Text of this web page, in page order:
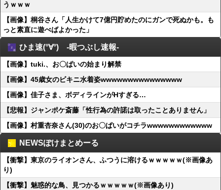
うｗｗｗ
【画像】桐谷さん「人生かけて7億円貯めたのにガンで死ぬかも。も
っと素直に遊べばよかった」
ひま速(°∀°) -暇つぶし速報-
【画像】tuki.、お〇ぱいの始まり解禁
【画像】45歳女のビキニ水着姿wwwwwwwwwwwwwww
【画像】佳子さま、ボディラインがHすぎる…
【悲報】ジャンポケ斎藤「性行為の許諾は取ったことありません」
【画像】村重杏奈さん(30)のお〇ぱいがコチラwwwwwwwwwwww
NEWSぽけまとめーる
【衝撃】東京のライオンさん、ふつうに溶けるｗｗｗｗｗ(※画像あ
り)
【衝撃】魅惑的な鳥、見つかるｗｗｗｗｗ(※画像あり)